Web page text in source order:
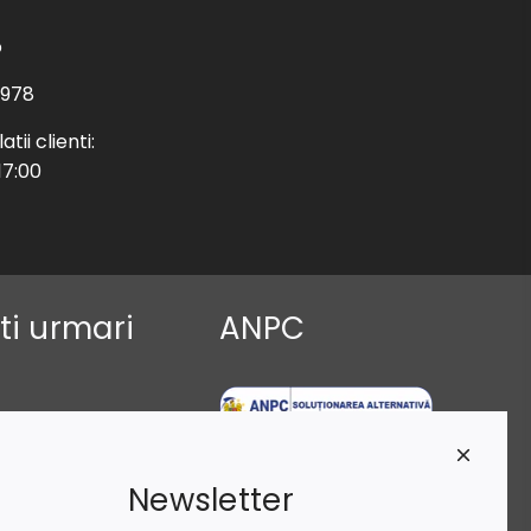
clienti:
urmari ANPC
Newsletter